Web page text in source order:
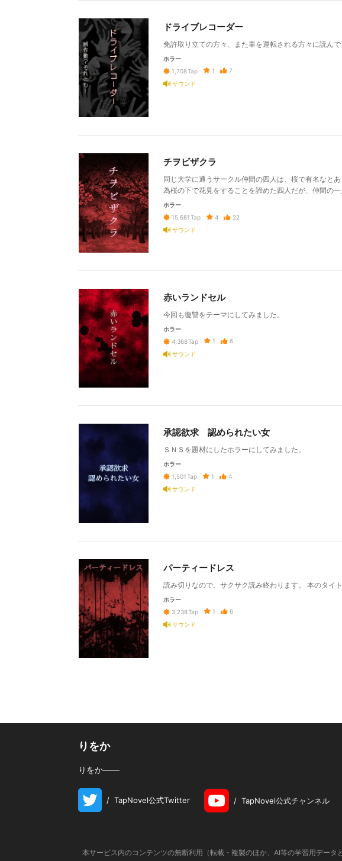
ドライブレコーダー
免許取り立ての方々、また車を運転される方々に読んで
ホラー
1,708Tap 1
7
サウンド
チヲビザクラ
同じ大学に通うサークル仲間の四人は、桜で有名なと
為桜の下で花見をすることを諦めた四人だが、仲間の一
ホラー
15,681Tap 4
22
サウンド
赤いランドセル
今回も復讐をテーマにしてみました。
ホラー
4,368Tap 1
6
サウンド
承認欲求 認められたい女
ＳＮＳを題材にしたホラーにしてみました。
ホラー
1,501Tap 1
4
サウンド
パーティードレス
読み切りなので、サクサク読み終わります。 本のタイ
ホラー
3,238Tap 1
6
サウンド
りをか
りをか――
/ TapNovel公式Twitter / TapNovel公式チャンネル
本サービス内のコンテンツの無断利用（転載・複製のほか、AI等の学習用デー